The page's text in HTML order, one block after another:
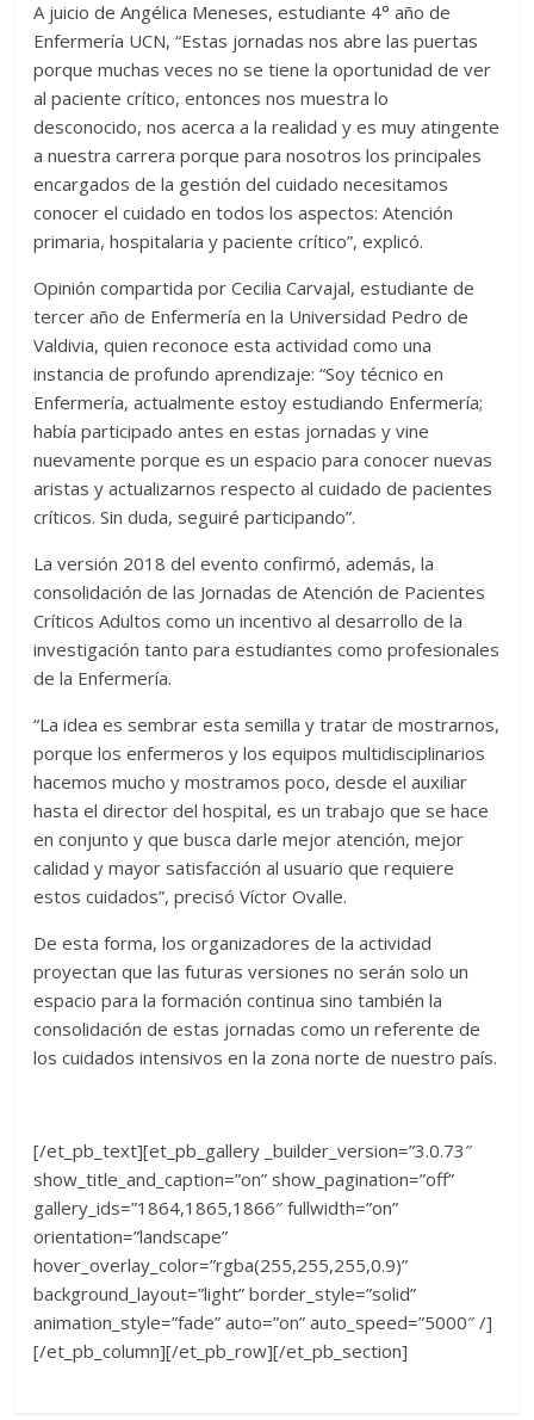
A juicio de Angélica Meneses, estudiante 4° año de
Enfermería UCN, “Estas jornadas nos abre las puertas
porque muchas veces no se tiene la oportunidad de ver
al paciente crítico, entonces nos muestra lo
desconocido, nos acerca a la realidad y es muy atingente
a nuestra carrera porque para nosotros los principales
encargados de la gestión del cuidado necesitamos
conocer el cuidado en todos los aspectos: Atención
primaria, hospitalaria y paciente crítico”, explicó.
Opinión compartida por Cecilia Carvajal, estudiante de
tercer año de Enfermería en la Universidad Pedro de
Valdivia, quien reconoce esta actividad como una
instancia de profundo aprendizaje: “Soy técnico en
Enfermería, actualmente estoy estudiando Enfermería;
había participado antes en estas jornadas y vine
nuevamente porque es un espacio para conocer nuevas
aristas y actualizarnos respecto al cuidado de pacientes
críticos. Sin duda, seguiré participando”.
La versión 2018 del evento confirmó, además, la
consolidación de las Jornadas de Atención de Pacientes
Críticos Adultos como un incentivo al desarrollo de la
investigación tanto para estudiantes como profesionales
de la Enfermería.
“La idea es sembrar esta semilla y tratar de mostrarnos,
porque los enfermeros y los equipos multidisciplinarios
hacemos mucho y mostramos poco, desde el auxiliar
hasta el director del hospital, es un trabajo que se hace
en conjunto y que busca darle mejor atención, mejor
calidad y mayor satisfacción al usuario que requiere
estos cuidados”, precisó Víctor Ovalle.
De esta forma, los organizadores de la actividad
proyectan que las futuras versiones no serán solo un
espacio para la formación continua sino también la
consolidación de estas jornadas como un referente de
los cuidados intensivos en la zona norte de nuestro país.
[/et_pb_text][et_pb_gallery _builder_version=”3.0.73″
show_title_and_caption=”on” show_pagination=”off”
gallery_ids=”1864,1865,1866″ fullwidth=”on”
orientation=”landscape”
hover_overlay_color=”rgba(255,255,255,0.9)”
background_layout=”light” border_style=”solid”
animation_style=”fade” auto=”on” auto_speed=”5000″ /]
[/et_pb_column][/et_pb_row][/et_pb_section]